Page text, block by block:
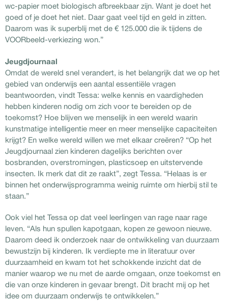
wc-papier moet biologisch afbreekbaar zijn. Want je doet het
goed of je doet het niet. Daar gaat veel tijd en geld in zitten.
Daarom was ik superblij met de € 125.000 die ik tijdens de
VOORbeeld-verkiezing won.”
Jeugdjournaal
Omdat de wereld snel verandert, is het belangrijk dat we op het
gebied van onderwijs een aantal essentiële vragen
beantwoorden, vindt Tessa: welke kennis en vaardigheden
hebben kinderen nodig om zich voor te bereiden op de
toekomst? Hoe blijven we menselijk in een wereld waarin
kunstmatige intelligentie meer en meer menselijke capaciteiten
krijgt? En welke wereld willen we met elkaar creëren? “Op het
Jeugdjournaal zien kinderen dagelijks berichten over
bosbranden, overstromingen, plasticsoep en uitstervende
insecten. Ik merk dat dit ze raakt”, zegt Tessa. “Helaas is er
binnen het onderwijsprogramma weinig ruimte om hierbij stil te
staan.”
Ook viel het Tessa op dat veel leerlingen van rage naar rage
leven. “Als hun spullen kapotgaan, kopen ze gewoon nieuwe.
Daarom deed ik onderzoek naar de ontwikkeling van duurzaam
bewustzijn bij kinderen. Ik verdiepte me in literatuur over
duurzaamheid en kwam tot het schokkende inzicht dat de
manier waarop we nu met de aarde omgaan, onze toekomst en
die van onze kinderen in gevaar brengt. Dit bracht mij op het
idee om duurzaam onderwijs te ontwikkelen.”